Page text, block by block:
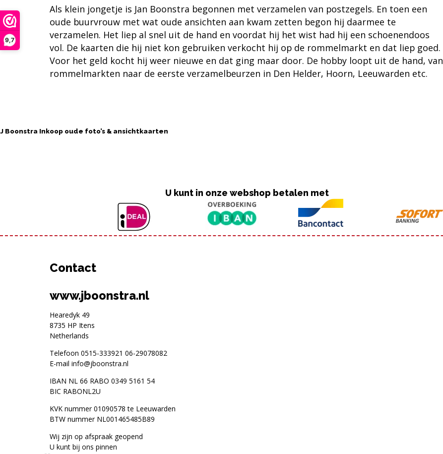
9,7
Als klein jongetje is Jan Boonstra begonnen met verzamelen van postzegels. En toen een
oude buurvrouw met wat oude ansichten aan kwam zetten begon hij daarmee te
verzamelen. Het liep al snel uit de hand en voordat hij het wist had hij een schoenendoos
vol. De kaarten die hij niet kon gebruiken verkocht hij op de rommelmarkt en dat liep goed.
Voor het geld kocht hij weer nieuwe en dat ging maar door. De hobby loopt uit de hand, van
rommelmarkten naar de eerste verzamelbeurzen in Den Helder, Hoorn, Leeuwarden etc.
J Boonstra Inkoop oude foto’s & ansichtkaarten
U kunt in onze webshop betalen met
Contact
www.jboonstra.nl
Hearedyk 49
8735 HP Itens
Netherlands
Telefoon 0515-333921 06-29078082
E-mail info@jboonstra.nl
IBAN NL 66 RABO 0349 5161 54
BIC RABONL2U
KVK nummer 01090578 te Leeuwarden
BTW nummer NL001465485B89
Wij zijn op afspraak geopend
U kunt bij ons pinnen